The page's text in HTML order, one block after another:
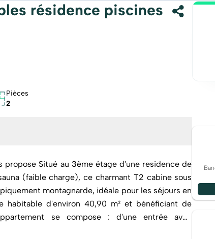
résidence piscines
Pièces
2
propose Situé au 3ème étage d'une residence de
ce charmant T2 cabine sous
montagnarde, idéale pour les séjours en
se compose : d'une entrée avec